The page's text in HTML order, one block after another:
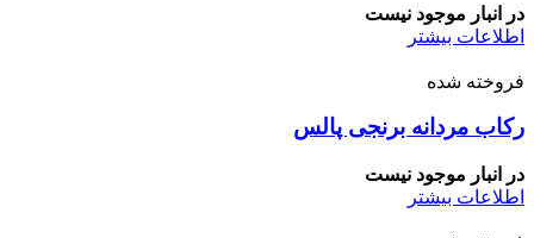
در انبار موجود نیست
اطلاعات بیشتر
فروخته شده
رکاب مردانه برنجی پالس
در انبار موجود نیست
اطلاعات بیشتر